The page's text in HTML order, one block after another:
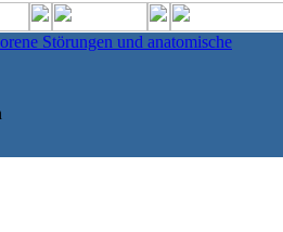
Störungen und anatomische